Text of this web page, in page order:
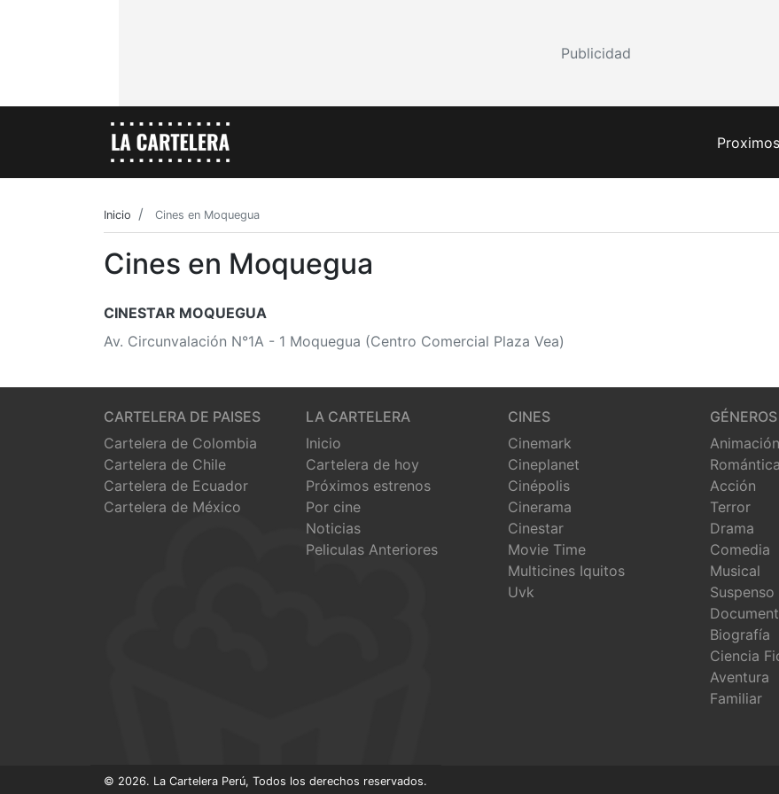
Publicidad
Inicio Cines en Moquegua
Cines en Moquegua
CINESTAR MOQUEGUA
Av. Circunvalación N°1A - 1 Moquegua (Centro Comercial Plaza Vea)
CARTELERA DE PAISES
Cartelera de Colombia
Cartelera de Chile
Cartelera de Ecuador
Cartelera de México
LA CARTELERA
Inicio
Cartelera de hoy
Próximos estrenos
Por cine
Noticias
Peliculas Anteriores
CINES
Cinemark
Cineplanet
Cinépolis
Cinerama
Cinestar
Movie Time
Multicines Iquitos
Uvk
GÉNEROS
Animación
Romántica
Acción
Terror
Drama
Comedia
Musical
Suspenso
Biografía
Ciencia
Aventura
Familiar
© 2026. La Cartelera Perú, Todos los derechos reservados.